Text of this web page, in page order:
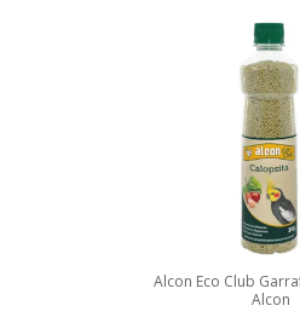
Alcon Eco Club
Alcon